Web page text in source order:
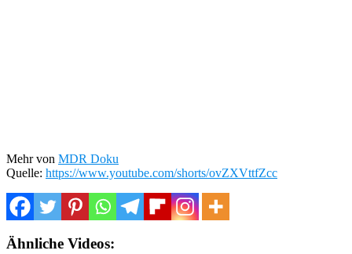
Mehr von MDR Doku
Quelle: https://www.youtube.com/shorts/ovZXVttfZcc
Ähnliche Videos: